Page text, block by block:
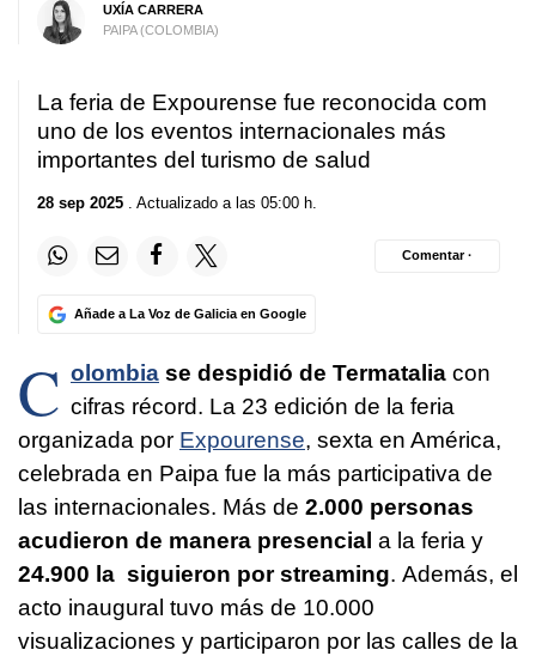
UXÍA CARRERA
PAIPA (COLOMBIA)
La feria de Expourense fue reconocida com
uno de los eventos internacionales más
importantes del turismo de salud
28 sep 2025 . Actualizado a las 05:00 h.
Añade a La Voz de Galicia en Google
Comentar ·
C olombia se despidió de Termatalia con
cifras récord. La 23 edición de la feria
organizada por Expourense, sexta en América,
celebrada en Paipa fue la más participativa de
las internacionales. Más de 2.000 personas
acudieron de manera presencial a la feria y
24.900 la siguieron por streaming. Además, el
acto inaugural tuvo más de 10.000
visualizaciones y participaron por las calles de la